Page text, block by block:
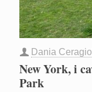
Dania
New York, i
Park